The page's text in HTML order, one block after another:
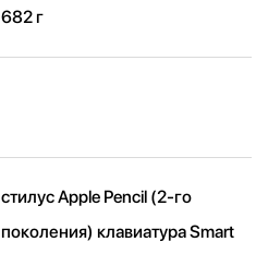
682 г
стилус Apple Pencil (2‑го
поколения) клавиатура Smart